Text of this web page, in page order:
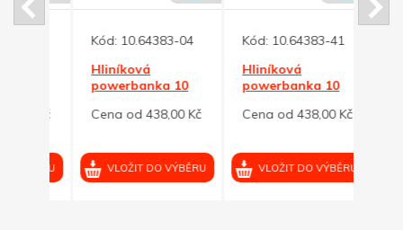
Kód:10.64383-04
Hliníková
powerbanka 10
Cena od 438,00 Kč
VLOŽIT DO VÝBĚRU
Kód:10.64383-41
Hliníková
powerbanka 10
grafitová
Cena od 438,00 Kč
VLOŽIT DO VÝBĚRU